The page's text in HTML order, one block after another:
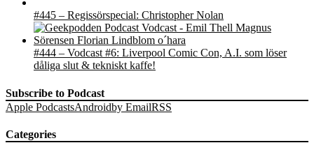
#445 – Regissörspecial: Christopher Nolan
#444 – Vodcast #6: Liverpool Comic Con, A.I. som löser
dåliga slut & tekniskt kaffe!
Subscribe to Podcast
Apple PodcastsAndroidby EmailRSS
Categories